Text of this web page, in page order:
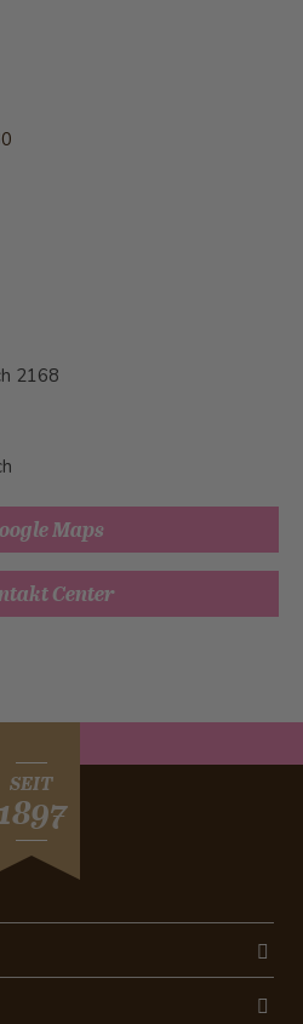
2168
Maps
Center
SEIT